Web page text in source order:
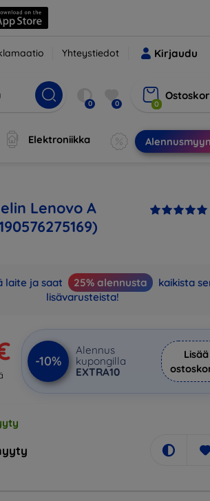
Yhteystiedot Kirjaudu
0 0 0
Elektroniikka
Lenovo A
laite ja saat 25% alennusta
kaikista
lisävarusteista!
-10%
Alennus
kupongilla
EXTRA10
Lisää